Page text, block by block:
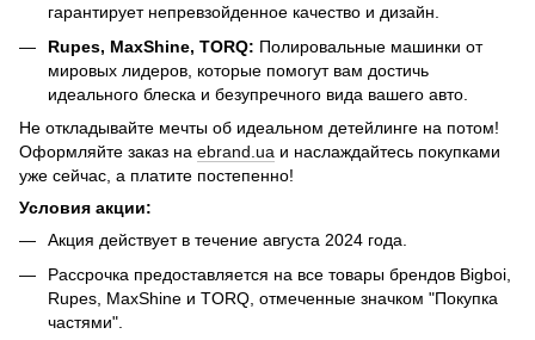
гарантирует непревзойденное качество и дизайн.
Rupes, MaxShine, TORQ: Полировальные машинки от
мировых лидеров, которые помогут вам достичь
идеального блеска и безупречного вида вашего авто.
Не откладывайте мечты об идеальном детейлинге на потом!
Оформляйте заказ на ebrand.ua и наслаждайтесь покупками
уже сейчас, а платите постепенно!
Условия акции:
Акция действует в течение августа 2024 года.
Рассрочка предоставляется на все товары брендов Bigboi,
Rupes, MaxShine и TORQ, отмеченные значком "Покупка
частями".